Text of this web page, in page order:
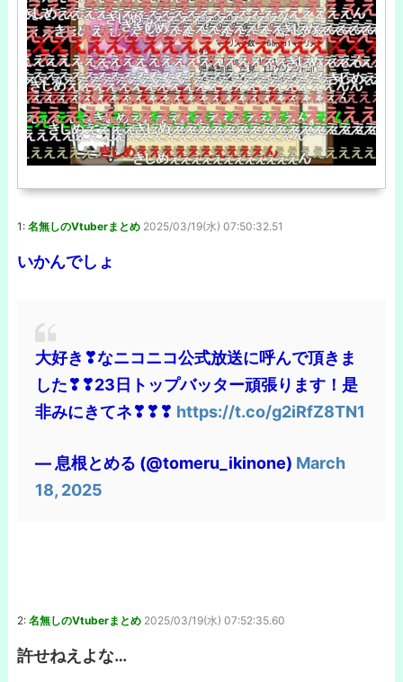
1: 名無しのVtuberまとめ 2025/03/19(水) 07:50:32.51
いかんでしょ
大好き❣なニコニコ公式放送に呼んで頂きま
した❣❣23日トップバッター頑張ります！是
非みにきてネ❣❣❣ https://t.co/g2iRfZ8TN1
— 息根とめる (@tomeru_ikinone) March
18, 2025
2: 名無しのVtuberまとめ 2025/03/19(水) 07:52:35.60
許せねえよな…